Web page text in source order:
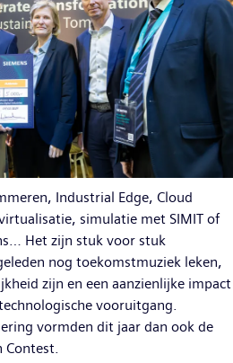
Industrial Edge, Cloud
simulatie met SIMIT of
Het zijn stuk voor stuk
nog toekomstmuziek leken,
zijn en een aanzienlijke impact
vooruitgang.
vormden dit jaar dan ook de
Contest.